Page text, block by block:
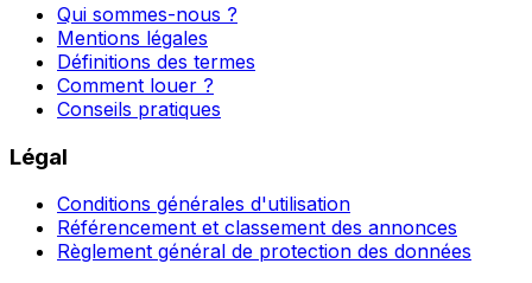
Qui sommes-nous ?
Mentions légales
Définitions des termes
Comment louer ?
Conseils pratiques
Légal
Conditions générales d'utilisation
Référencement et classement des annonces
Règlement général de protection des données